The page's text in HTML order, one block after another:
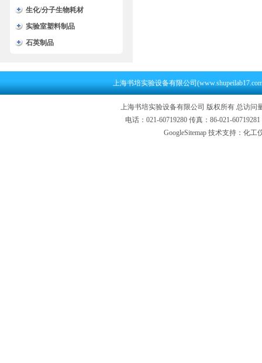
生化/分子生物耗材
实验室塑料制品
石英制品
上海书培实验设备有限公司
上海书培实验设备有限公司 版权所有 总访问
电话：021-60719280 传真：86-021-
GoogleSitemap 技术支持：化工